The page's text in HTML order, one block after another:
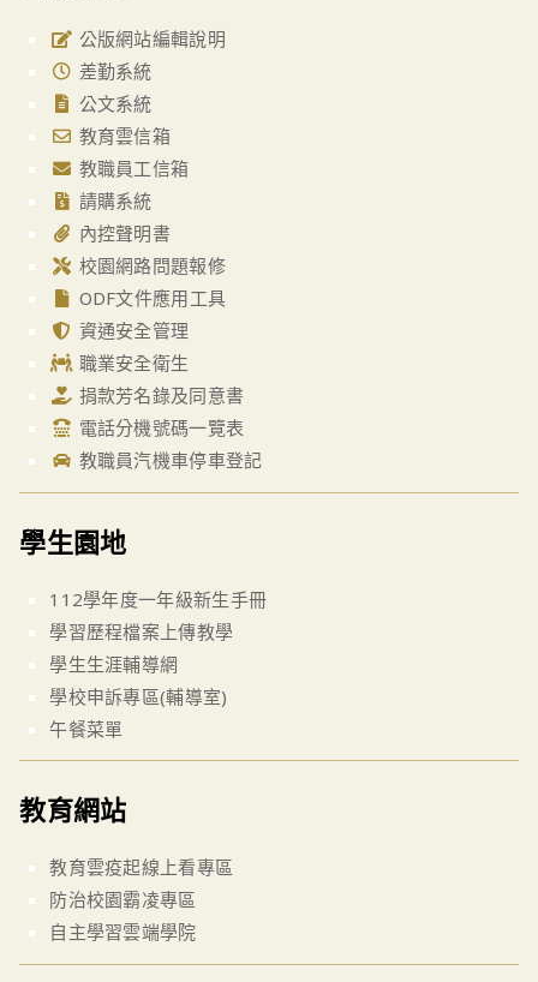
公版網站編輯說明
差勤系統
公文系統
教育雲信箱
教職員工信箱
請購系統
內控聲明書
校園網路問題報修
ODF文件應用工具
資通安全管理
職業安全衛生
捐款芳名錄及同意書
電話分機號碼一覽表
教職員汽機車停車登記
學生園地
112學年度一年級新生手冊
學習歷程檔案上傳教學
學生生涯輔導網
學校申訴專區(輔導室)
午餐菜單
教育網站
教育雲疫起線上看專區
防治校園霸凌專區
自主學習雲端學院